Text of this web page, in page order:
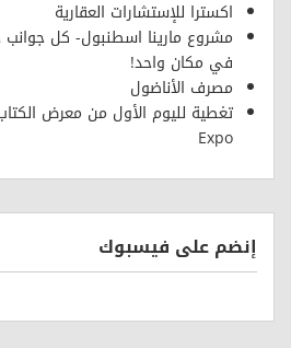
اكسترا للإستشارات العقارية
مشروع مارينا اسطنبول- كل جوانب
في مكان واحد!
مصرف الأناضول
Expo
إنضم على فيسبوك